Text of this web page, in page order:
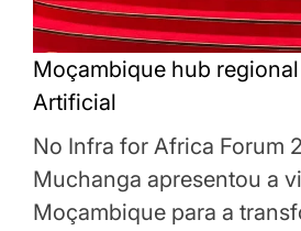
Moçambique hub
Artificial
No Infra for Africa Forum
Muchanga apresentou a
Moçambique para a